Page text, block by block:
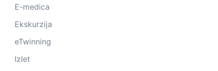
E-medica
Ekskurzija
eTwinning
Izlet